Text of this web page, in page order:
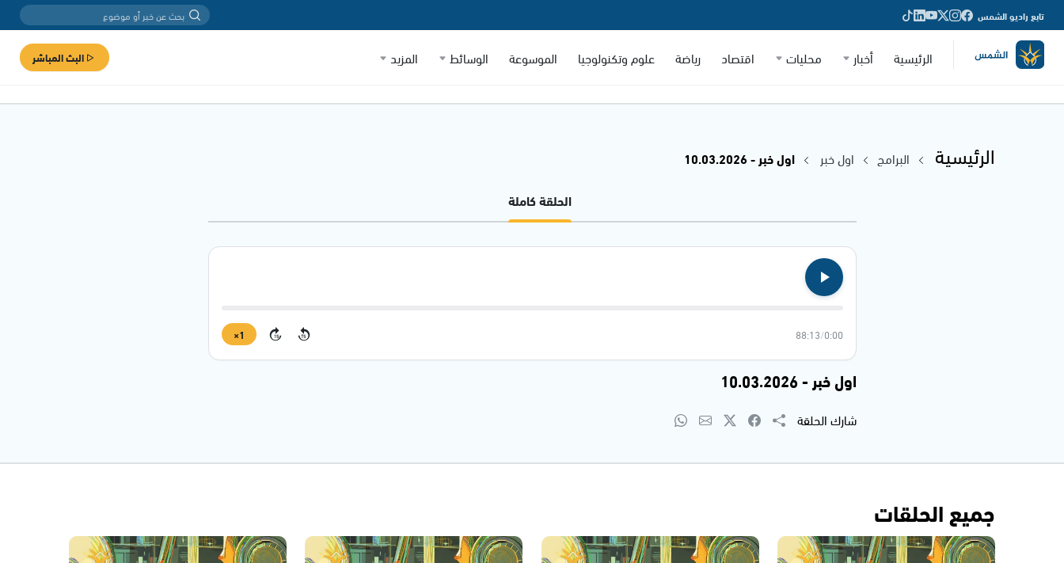
تابع راديو الشمس
الرئيسية أخبار محليات اقتصاد رياضة علوم وتكنولوجيا الموسوعة الوسائط المزيد البث المباشر
الرئيسية البرامج اول خبر
اول خبر - 10.03.2026
الحلقة كاملة
0:00
/
88:13
15
15
1×
اول خبر - 10.03.2026
شارك الحلقة
جميع الحلقات